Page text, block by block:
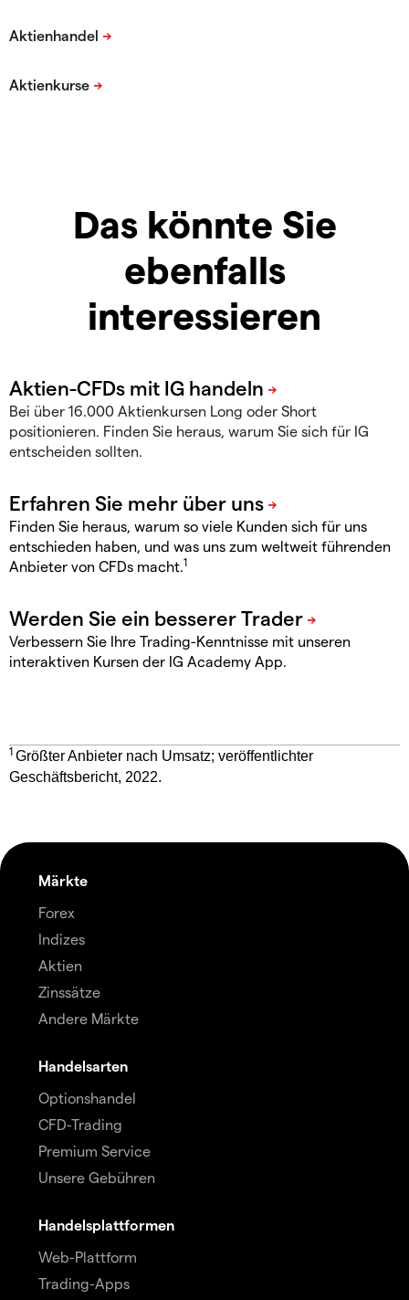
Das könnte Sie
ebenfalls
interessieren
Bei über 16.000 Aktienkursen Long oder Short
positionieren. Finden Sie heraus, warum Sie sich für IG
entscheiden sollten.
Finden Sie heraus, warum so viele Kunden sich für uns
entschieden haben, und was uns zum weltweit führenden
Anbieter von CFDs macht.1
Verbessern Sie Ihre Trading-Kenntnisse mit unseren
interaktiven Kursen der IG Academy App.
1 Größter Anbieter nach Umsatz; veröffentlichter
Geschäftsbericht, 2022.
Märkte
Forex
Indizes
Aktien
Zinssätze
Andere Märkte
Handelsarten
Optionshandel
CFD-Trading
Premium Service
Unsere Gebühren
Handelsplattformen
Web-Plattform
Trading-Apps